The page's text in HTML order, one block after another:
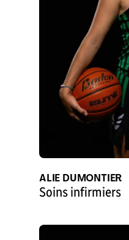
ALIE DUMONTIER
Soins infirmiers